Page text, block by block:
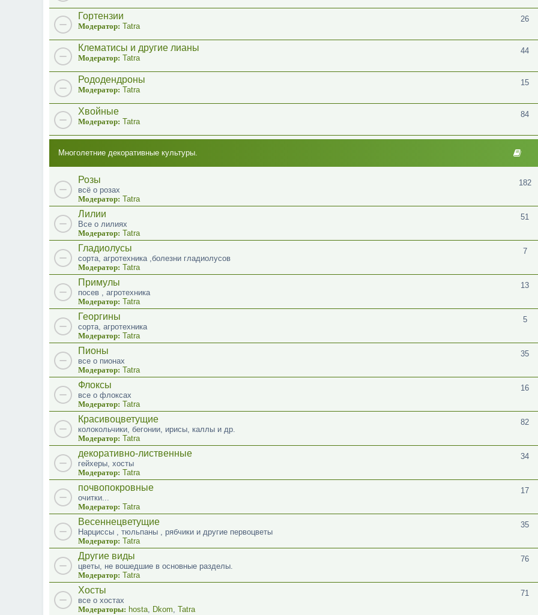
Гортензии
Модератор: Tatra
26
Клематисы и другие лианы
Модератор: Tatra
44
Рододендроны
Модератор: Tatra
15
Хвойные
Модератор: Tatra
84
Многолетние декоративные культуры.
Розы
всё о розах
Модератор: Tatra
182
Лилии
Все о лилиях
Модератор: Tatra
51
Гладиолусы
сорта, агротехника ,болезни гладиолусов
Модератор: Tatra
7
Примулы
посев , агротехника
Модератор: Tatra
13
Георгины
сорта, агротехника
Модератор: Tatra
5
Пионы
все о пионах
Модератор: Tatra
35
Флоксы
все о флоксах
Модератор: Tatra
16
Красивоцветущие
колокольчики, бегонии, ирисы, каллы и др.
Модератор: Tatra
82
декоративно-лиственные
гейхеры, хосты
Модератор: Tatra
34
почвопокровные
очитки...
Модератор: Tatra
17
Весеннецветущие
Нарциссы , тюльпаны , рябчики и другие первоцветы
Модератор: Tatra
35
Другие виды
цветы, не вошедшие в основные разделы.
Модератор: Tatra
76
Хосты
все о хостах
Модераторы: hosta, Dkom, Tatra
71